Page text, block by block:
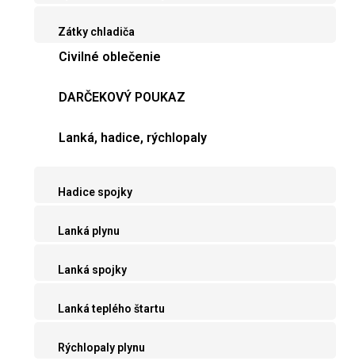
Zátky chladiča
Civilné oblečenie
DARČEKOVÝ POUKAZ
Lanká, hadice, rýchlopaly
Hadice spojky
Lanká plynu
Lanká spojky
Lanká teplého štartu
Rýchlopaly plynu